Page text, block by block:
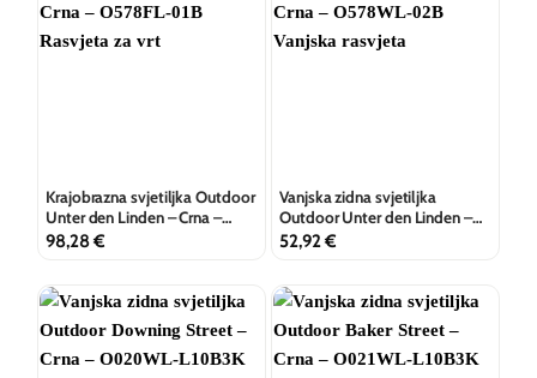
Krajobrazna svjetiljka Outdoor
Unter den Linden – Crna –
O578FL-01B
98,28€
Vanjska zidna svjetiljka
Outdoor Unter den Linden –
Crna – O578WL-02B
52,92€